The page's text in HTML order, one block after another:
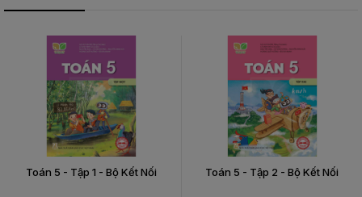
Toán 5 - Tập 1 - Bộ Kết Nối Toán 5 - Tập 2 - Bộ Kết Nối